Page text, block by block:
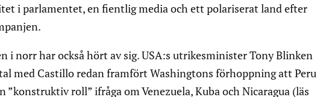
i parlamentet, en fientlig media och ett polariserat land efter
i norr har också hört av sig. USA:s utrikesminister Tony Blinken
med Castillo redan framfört Washingtons förhoppning att Peru
”konstruktiv roll” ifråga om Venezuela, Kuba och Nicaragua (läs